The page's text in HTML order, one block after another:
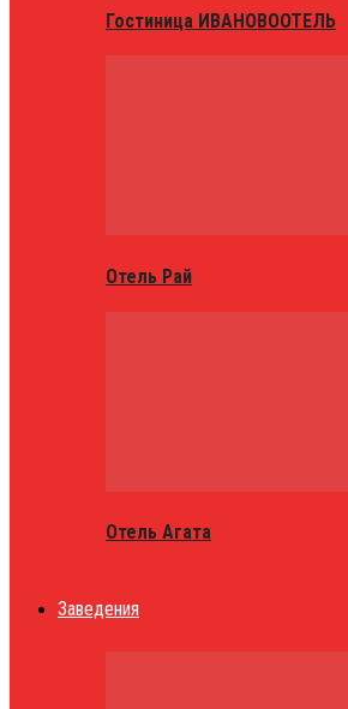
Гостиница ИВАНОВООТЕЛЬ
Отель Рай
Отель Агата
Заведения